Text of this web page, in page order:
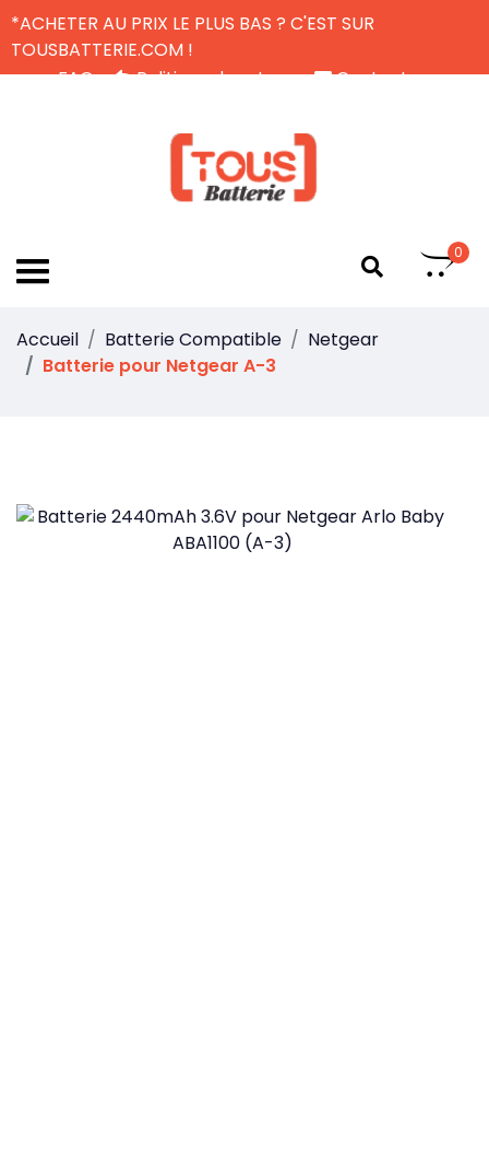
*ACHETER AU PRIX LE PLUS BAS ? C'EST SUR
TOUSBATTERIE.COM !
FAQ
Politique de retour
Contactez-nous
0
Accueil Batterie Compatible
Netgear
Batterie pour Netgear A-3